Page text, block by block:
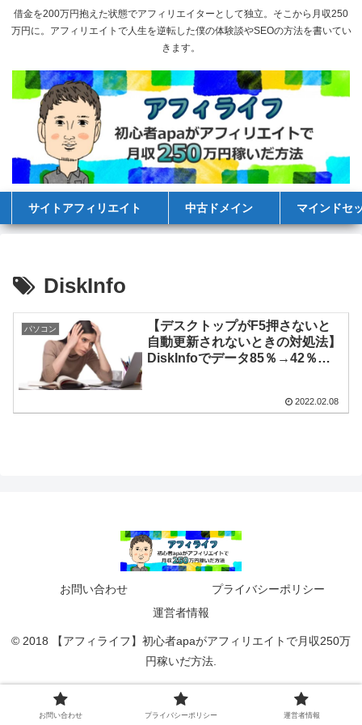
借金を200万円抱えた状態でアフィリエイターとして独立。そこから月収250
万円に。アフィリエイトで人生を逆転した僕の体験談やSEOの方法を書いてい
きます。
サイトアフィリエイト 中古ドメイン マインドセ
DiskInfo
パソコン
【デスクトップがF5押さないと
自動更新されないときの対処法】
DiskInfoでデータ85％→42％に
2022.02.08
お問い合わせ
プライバシーポリシー
運営者情報
© 2018 【アフィライフ】初心者apaがアフィリエイトで月収250万
円稼いだ方法.
お問い合わせ プライバシーポリシー 運営者情報